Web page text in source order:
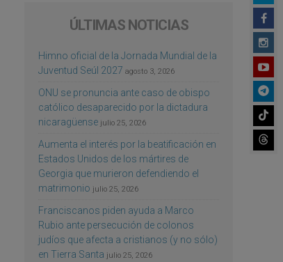
ÚLTIMAS NOTICIAS
Himno oficial de la Jornada Mundial de la
Juventud Seúl 2027 agosto 3, 2026
ONU se pronuncia ante caso de obispo
católico desaparecido por la dictadura
nicaragüense julio 25, 2026
Aumenta el interés por la beatificación en
Estados Unidos de los mártires de
Georgia que murieron defendiendo el
matrimonio julio 25, 2026
Franciscanos piden ayuda a Marco
Rubio ante persecución de colonos
judíos que afecta a cristianos (y no sólo)
en Tierra Santa julio 25, 2026